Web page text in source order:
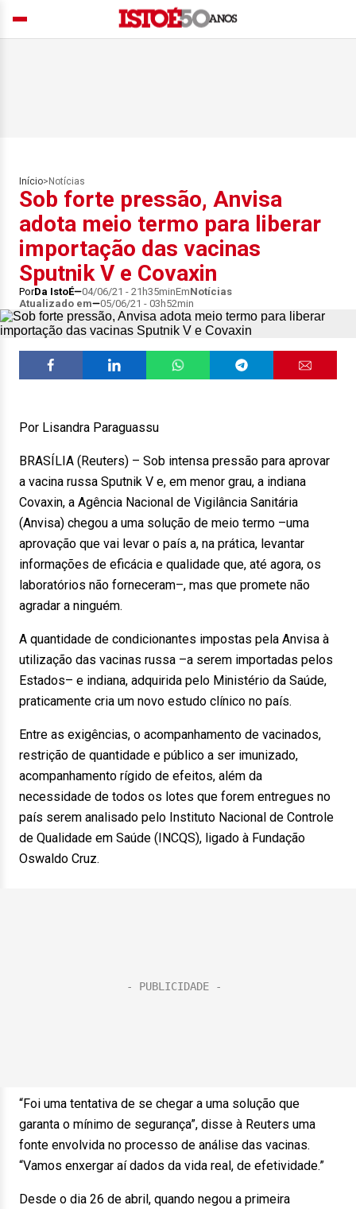
Início> Notícias
Sob forte pressão, Anvisa
adota meio termo para liberar
importação das vacinas
Sputnik V e Covaxin
PorDa IstoÉ 04/06/21 - 21h35minEmNotícias
Atualizado em
05/06/21 - 03h52min
Por Lisandra Paraguassu
BRASÍLIA (Reuters) – Sob intensa pressão para aprovar
a vacina russa Sputnik V e, em menor grau, a indiana
Covaxin, a Agência Nacional de Vigilância Sanitária
(Anvisa) chegou a uma solução de meio termo –uma
aprovação que vai levar o país a, na prática, levantar
informações de eficácia e qualidade que, até agora, os
laboratórios não forneceram–, mas que promete não
agradar a ninguém.
A quantidade de condicionantes impostas pela Anvisa à
utilização das vacinas russa –a serem importadas pelos
Estados– e indiana, adquirida pelo Ministério da Saúde,
praticamente cria um novo estudo clínico no país.
Entre as exigências, o acompanhamento de vacinados,
restrição de quantidade e público a ser imunizado,
acompanhamento rígido de efeitos, além da
necessidade de todos os lotes que forem entregues no
país serem analisado pelo Instituto Nacional de Controle
de Qualidade em Saúde (INCQS), ligado à Fundação
Oswaldo Cruz.
“Foi uma tentativa de se chegar a uma solução que
garanta o mínimo de segurança”, disse à Reuters uma
fonte envolvida no processo de análise das vacinas.
“Vamos enxergar aí dados da vida real, de efetividade.”
Desde o dia 26 de abril, quando negou a primeira